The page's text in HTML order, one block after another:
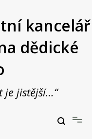
kancelář
dědické
je jistější…“